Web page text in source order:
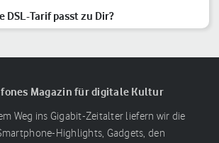
DSL-Tarif passt zu Dir?
Magazin für digitale Kultur
Weg ins Gigabit-Zeitalter liefern wir die
Highlights, Gadgets, den